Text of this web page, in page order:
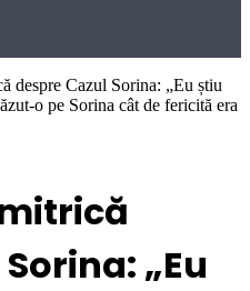
despre Cazul Sorina: „Eu știu
o pe Sorina cât de fericită era
„Eu